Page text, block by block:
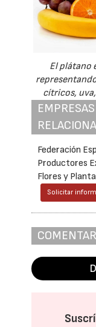
El plátano
cítricos,
Federación
Productores
Flores y
Solicitar